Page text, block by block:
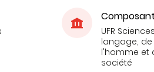
UFR
langage, de
l'homme et
société